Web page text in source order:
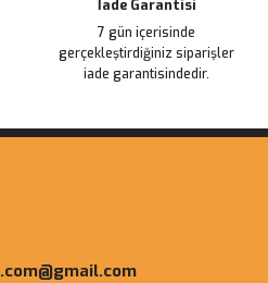
İade Garantisi
7 gün içerisinde
gerçekleştirdiğiniz siparişler
iade garantisindedir.